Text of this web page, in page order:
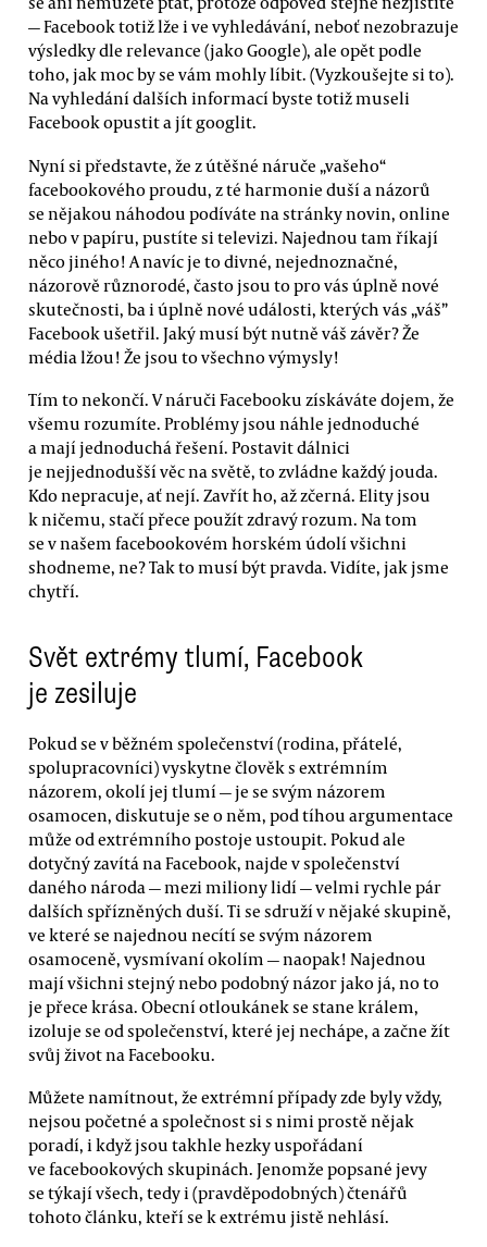
— Facebook totiž lže i ve vyhledávání, neboť nezobrazuje
výsledky dle relevance (jako Google), ale opět podle
toho, jak moc by se vám mohly líbit. (Vyzkoušejte si to).
Na vyhledání dalších informací byste totiž museli
Facebook opustit a jít googlit.
Nyní si představte, že z útěšné náruče „vašeho“
facebookového proudu, z té harmonie duší a názorů
se nějakou náhodou podíváte na stránky novin, online
nebo v papíru, pustíte si televizi. Najednou tam říkají
něco jiného! A navíc je to divné, nejednoznačné,
názorově různorodé, často jsou to pro vás úplně nové
skutečnosti, ba i úplně nové události, kterých vás „váš”
Facebook ušetřil. Jaký musí být nutně váš závěr? Že
média lžou! Že jsou to všechno výmysly!
Tím to nekončí. V náruči Facebooku získáváte dojem, že
všemu rozumíte. Problémy jsou náhle jednoduché
a mají jednoduchá řešení. Postavit dálnici
je nejjednodušší věc na světě, to zvládne každý jouda.
Kdo nepracuje, ať nejí. Zavřít ho, až zčerná. Elity jsou
k ničemu, stačí přece použít zdravý rozum. Na tom
se v našem facebookovém horském údolí všichni
shodneme, ne? Tak to musí být pravda. Vidíte, jak jsme
chytří.
Svět extrémy tlumí, Facebook
je zesiluje
Pokud se v běžném společenství (rodina, přátelé,
spolupracovníci) vyskytne člověk s extrémním
názorem, okolí jej tlumí — je se svým názorem
osamocen, diskutuje se o něm, pod tíhou argumentace
může od extrémního postoje ustoupit. Pokud ale
dotyčný zavítá na Facebook, najde v společenství
daného národa — mezi miliony lidí — velmi rychle pár
dalších spřízněných duší. Ti se sdruží v nějaké skupině,
ve které se najednou necítí se svým názorem
osamoceně, vysmívaní okolím — naopak! Najednou
mají všichni stejný nebo podobný názor jako já, no to
je přece krása. Obecní otloukánek se stane králem,
izoluje se od společenství, které jej nechápe, a začne žít
svůj život na Facebooku.
Můžete namítnout, že extrémní případy zde byly vždy,
nejsou početné a společnost si s nimi prostě nějak
poradí, i když jsou takhle hezky uspořádaní
ve facebookových skupinách. Jenomže popsané jevy
se týkají všech, tedy i (pravděpodobných) čtenářů
tohoto článku, kteří se k extrému jistě nehlásí.